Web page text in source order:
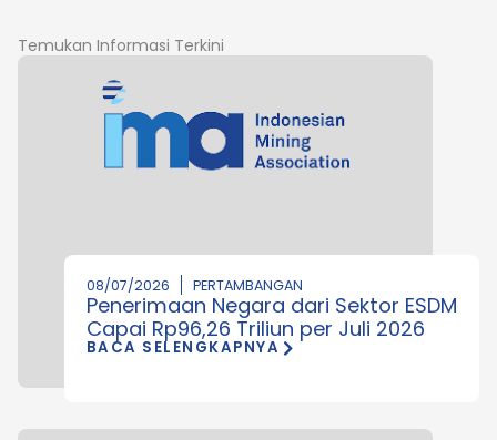
Temukan Informasi Terkini
08/07/2026 PERTAMBANGAN
Penerimaan Negara dari Sektor ESDM
Capai Rp96,26 Triliun per Juli 2026
BACA SELENGKAPNYA